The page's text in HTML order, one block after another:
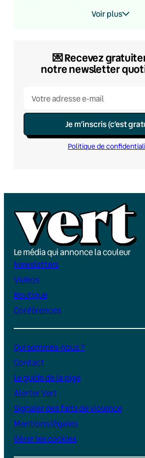
Voir plus
💌​ Recevez
notre newsletter
Je m’inscris (c’est
Politique de
Le média qui annonce la couleur
Newsletters
Vidéos
Boutique
Conférences
Qui sommes-nous ?
Contact
Le guide de la pige
Alerter Vert
Signaler des faits de violence
Mentions légales
Gérer les cookies